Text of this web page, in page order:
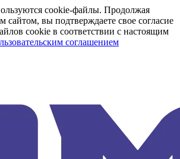
cookie-файлы. Продолжая
сайтом, вы подтверждаете свое согласие
cookie в соответствии с настоящим
соглашением